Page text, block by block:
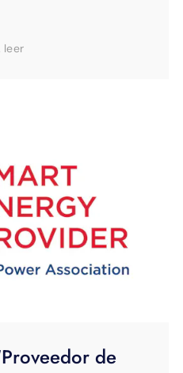
leer
de